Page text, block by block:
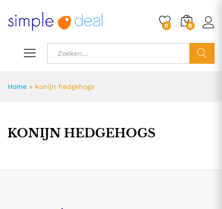
0 0
Home » konijn hedgehogs
KONIJN HEDGEHOGS